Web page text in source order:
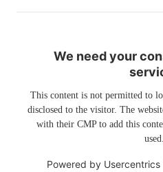
We need your
This content is not permitted to
disclosed to the visitor. The
with their CMP to add this
used.
Powered by